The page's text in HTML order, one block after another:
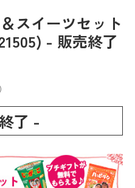
スイーツセット
- 販売終了
了 -